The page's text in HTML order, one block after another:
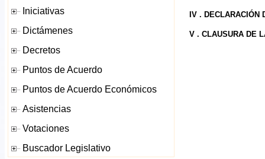
IV . DECLARACIÓN
V . CLAUSURA DE